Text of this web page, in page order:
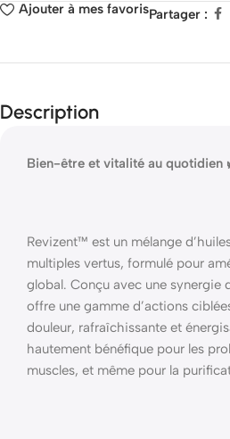
Ajouter à mes favorisPartager :
Description
Bien-être et vitalité au quotidien
Revizent™ est un mélange
multiples vertus, formulé pour
global. Conçu avec une synergie
offre une gamme d’actions
douleur, rafraîchissante et
hautement bénéfique pour les
muscles, et même pour la